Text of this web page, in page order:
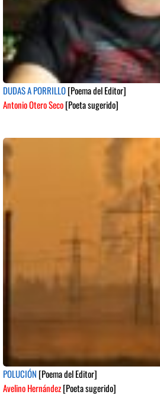
DUDAS A PORRILLO[Poema del Editor]
Antonio Otero Seco[Poeta sugerido]
POLUCIÓN [Poema del Editor]
Avelino Hernández[Poeta sugerido]